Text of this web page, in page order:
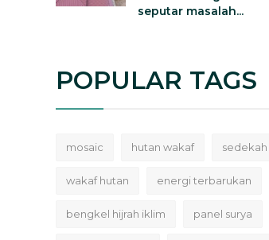
seputar masalah...
POPULAR TAGS
mosaic hutan wakaf
wakaf hutan energi terbarukan
bengkel hijrah iklim panel surya